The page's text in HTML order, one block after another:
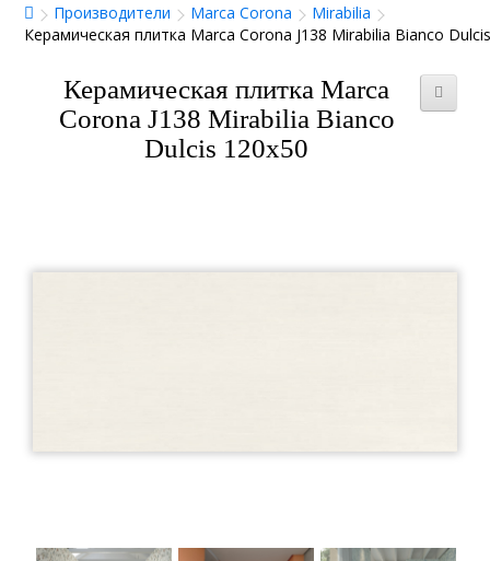
Производители Marca Corona
Mirabilia
Керамическая плитка Marca Corona J138 Mirabilia Bianco
Керамическая плитка Marca
Corona J138 Mirabilia Bianco
Dulcis 120x50